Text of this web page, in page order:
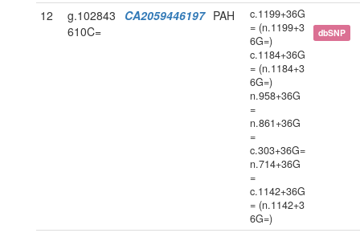
12
g.102843
610C=
CA2059446197 PAH
c.1199+36G
= (n.1199+3
6G=)
c.1184+36G
= (n.1184+3
6G=)
n.958+36G
=
n.861+36G
=
c.303+36G=
n.714+36G
=
c.1142+36G
= (n.1142+3
6G=)
dbSNP